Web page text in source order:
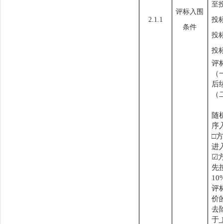
2.1.1
评标入围
条件
至
投
投
投
评
后
随
序
□
进
☑
先
评
价
去
于